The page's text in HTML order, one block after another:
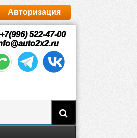
Авторизация
522-47-00